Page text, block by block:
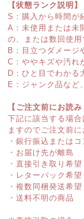
【状態ランク説明】
S：購入から時間が
A：未使用または未
の、または数回使用
B：目立つダメージ
C：ややキズや汚れ
D：ひと目でわかる
E：ジャンク品など
【ご注文前にお読み
下記に該当する場
ますのでご注文前に
・銀行振込または
・お届け先が離島
・直接引き取り希望
・レターパック希望
・複数同梱発送希望
・送料不明の商品